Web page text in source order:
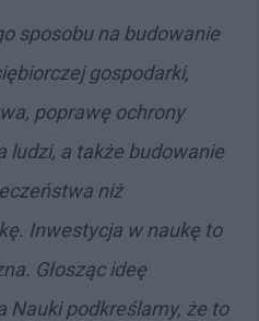
sposobu na budowanie
gospodarki,
poprawę ochrony
ludzi, a także budowanie
niż
Inwestycja w naukę to
Głosząc ideę
Nauki podkreślamy, że to